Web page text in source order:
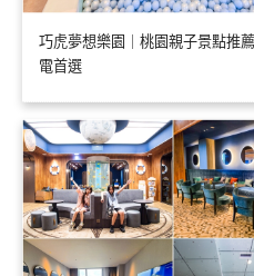
巧虎夢想樂園｜桃園親子景點推
電首選